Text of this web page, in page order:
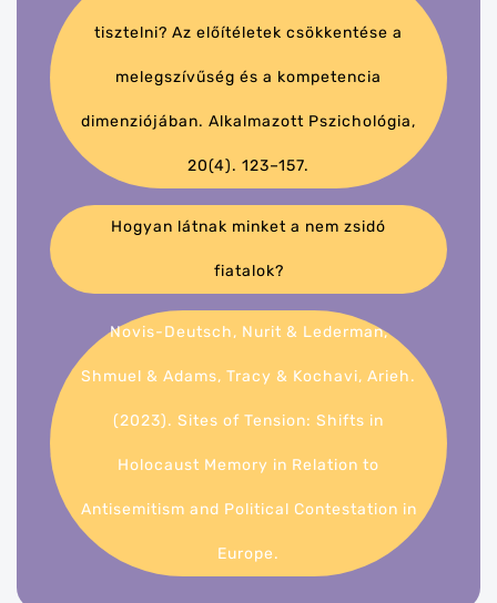
tisztelni? Az előítéletek csökkentése a
melegszívűség és a kompetencia
dimenziójában. Alkalmazott Pszichológia,
20(4). 123–157.
Hogyan látnak minket a nem zsidó
fiatalok?
Novis-Deutsch, Nurit & Lederman,
Shmuel & Adams, Tracy & Kochavi, Arieh.
(2023). Sites of Tension: Shifts in
Holocaust Memory in Relation to
Antisemitism and Political Contestation in
Europe.